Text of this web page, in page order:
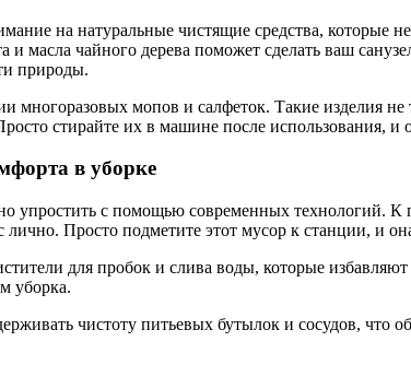
на натуральные чистящие средства,
и масла чайного дерева поможет сделать ваш
природы.
многоразовых мопов и салфеток. Такие изделия
стирайте их в машине после использования,
в уборке
с помощью современных технологий. К
Просто подметите этот мусор к станции, и
для пробок и слива воды, которые
уборка.
чистоту питьевых бутылок и сосудов, что